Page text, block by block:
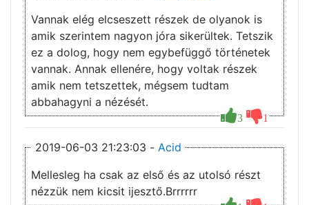
3 1
Vannak elég elcseszett részek de olyanok is
amik szerintem nagyon jóra sikerültek. Tetszik
ez a dolog, hogy nem egybefüggő történetek
vannak. Annak ellenére, hogy voltak részek
amik nem tetszettek, mégsem tudtam
abbahagyni a nézését.
2019-06-03 21:23:03 - Acid
Mellesleg ha csak az első és az utolsó részt
nézzük nem kicsit ijesztő.Brrrrrr